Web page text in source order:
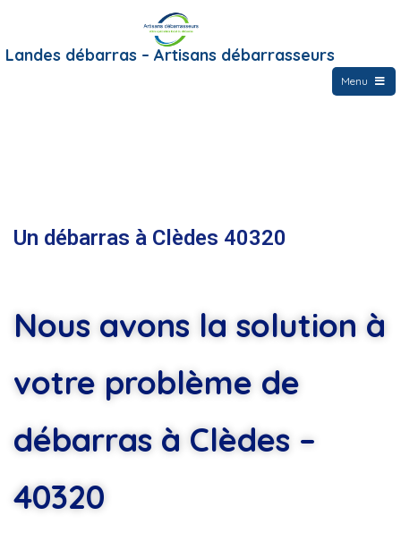
Landes débarras – Artisans débarrasseurs
Menu
Un débarras à Clèdes 40320
Nous avons la solution à
votre problème de
débarras à Clèdes –
40320